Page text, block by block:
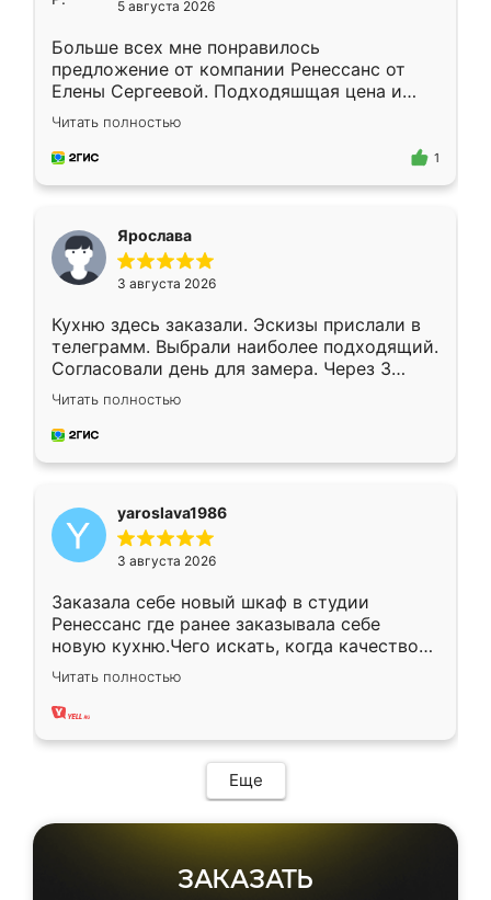
5 августа 2026
Больше всех мне понравилось
предложение от компании Ренессанс от
Елены Сергеевой. Подходяшщая цена и
короткие сроки изготовления. Приехавший
для замера сотрудник Владислав
предложил по моему эскизу самый
Читать полностью
1
Ярослава
3 августа 2026
Кухню здесь заказали. Эскизы прислали в
телеграмм. Выбрали наиболее подходящий.
Согласовали день для замера. Через 3
недели кухня была уже готова. Остались
довольны работой. Спасибо Ренессанс
мебель за качественную работу!
Читать полностью
yaroslava1986
3 августа 2026
Заказала себе новый шкаф в студии
Ренессанс где ранее заказывала себе
новую кухню.Чего искать, когда качеством
вполне довольна. Служит кухня уже почти
два года, нареканий нет.
Читать полностью
Еще
ЗАКАЗАТЬ